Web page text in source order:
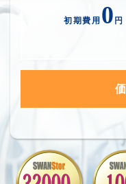
初期費用 0